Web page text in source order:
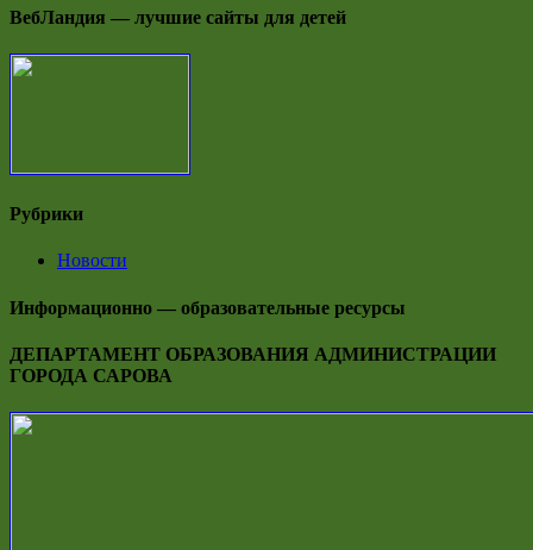
ВебЛандия — лучшие сайты для детей
Рубрики
Новости
Информационно — образовательные ресурсы
ДЕПАРТАМЕНТ ОБРАЗОВАНИЯ АДМИНИСТРАЦИИ
ГОРОДА САРОВА